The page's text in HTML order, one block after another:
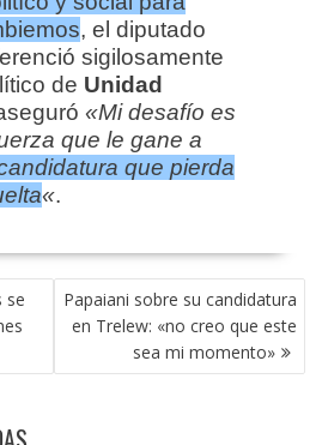
, el diputado
sigilosamente
de Unidad
«Mi desafío es
que le gane a
que pierda
«.
se
Papaiani sobre su candidatura
en Trelew: «no creo que este
sea mi momento»